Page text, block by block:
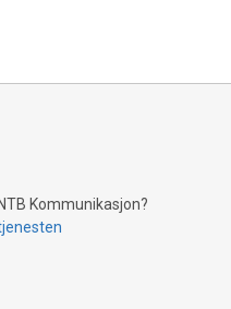
Explore how Bitcoin mining
tamper-proof currency
humanitarian
Bitcoin's environmental
of Bitcoin
Kommunikasjon?